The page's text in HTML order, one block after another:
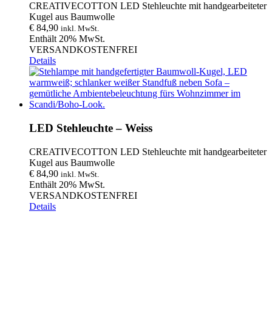
CREATIVECOTTON LED Stehleuchte mit handgearbeiteter
Kugel aus Baumwolle
€ 84,90 inkl. MwSt.
Enthält 20% MwSt.
VERSANDKOSTENFREI
Details
LED Stehleuchte – Weiss
CREATIVECOTTON LED Stehleuchte mit handgearbeiteter
Kugel aus Baumwolle
€ 84,90 inkl. MwSt.
Enthält 20% MwSt.
VERSANDKOSTENFREI
Details